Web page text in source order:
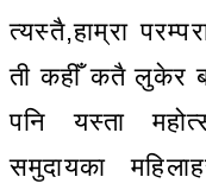
त्यस्तै,हाम्रा
ती कहीँ कतै लुकेर
पनि यस्ता
समुदायका